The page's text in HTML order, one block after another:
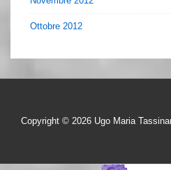
Ottobre 2012
Copyright © 2026 Ugo Maria